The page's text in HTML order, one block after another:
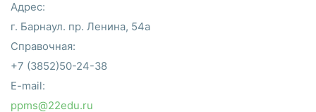
Адрес:
г. Барнаул. пр. Ленина, 54а
Справочная:
+7 (3852)50-24-38
E-mail:
ppms@22edu.ru